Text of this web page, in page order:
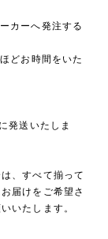
カーへ発注する
どお時間をいた
発送いたしま
、すべて揃って
届けをご希望さ
いたします。